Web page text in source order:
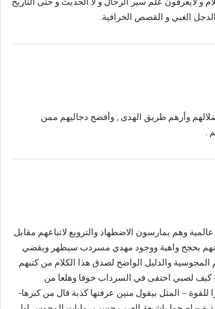
الغبي و القصص الخرافية.
وأرهم طريق الهدى , وأفضح دجاليهم ممن
.
عالمية وهم يمارسون الاضطهاد والترويع لاتباعهم مقابل
بحجج واهية ووجود مهدي مسردب سيظهر ويقضي
المجوسية والدليل الواضح لصدق هذا الكلام من كتبهم
– كيف لصبي اختفى في السرداب خوفا وهلعا من
للقوة – المثل بيقول منين عرفتها كذبة قال من كبرها-